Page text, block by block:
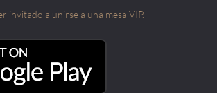
invitado a unirse a una mesa VIP.